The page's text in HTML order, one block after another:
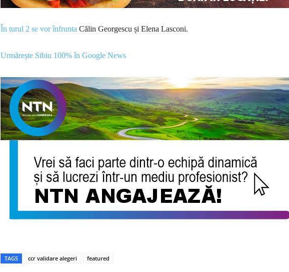
În turul 2 se vor înfrunta Călin Georgescu și Elena Lasconi.
Urmărește Sibiu 100% în Google News
TAGS ccr validare alegeri featured